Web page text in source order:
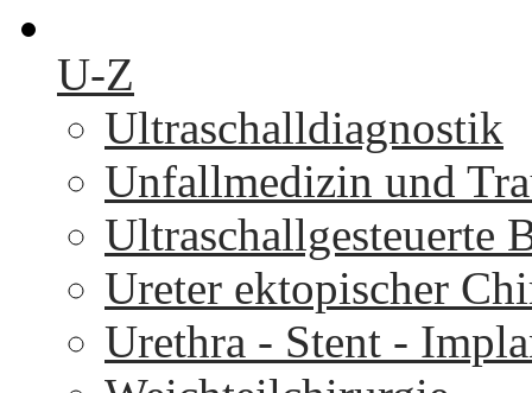
U-Z
Ultraschalldiagnostik
Unfallmedizin und
Ultraschallgesteuerte
Ureter ektopischer
Urethra - Stent -